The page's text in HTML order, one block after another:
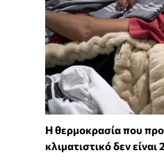
Η θερμοκρασία που
κλιματιστικό δεν